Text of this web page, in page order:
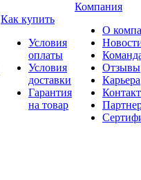
Как купить
Условия
оплаты
Условия
доставки
Гарантия
на товар
Компания
О
Отзывы
Карьера